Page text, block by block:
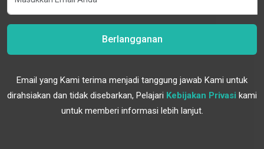
Berlangganan
Email yang Kami terima menjadi tanggung jawab Kami untuk
dirahsiakan dan tidak disebarkan, Pelajari Kebijakan Privasi kami
untuk memberi informasi lebih lanjut.